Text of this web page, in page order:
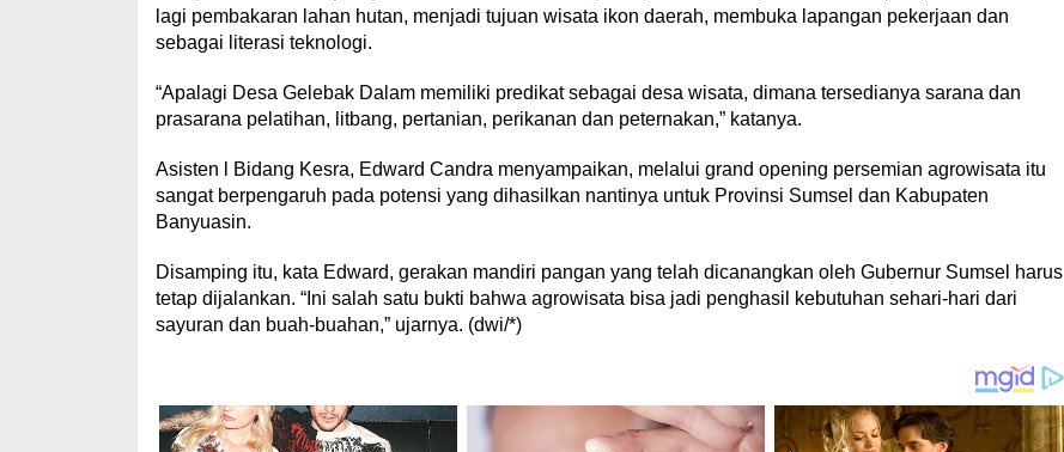
lagi pembakaran lahan hutan, menjadi tujuan wisata ikon daerah, membuka lapangan pekerjaan dan
sebagai literasi teknologi.
“Apalagi Desa Gelebak Dalam memiliki predikat sebagai desa wisata, dimana tersedianya sarana dan
prasarana pelatihan, litbang, pertanian, perikanan dan peternakan,” katanya.
Asisten l Bidang Kesra, Edward Candra menyampaikan, melalui grand opening persemian agrowisata itu
sangat berpengaruh pada potensi yang dihasilkan nantinya untuk Provinsi Sumsel dan Kabupaten
Banyuasin.
Disamping itu, kata Edward, gerakan mandiri pangan yang telah dicanangkan oleh Gubernur Sumsel harus
tetap dijalankan. “Ini salah satu bukti bahwa agrowisata bisa jadi penghasil kebutuhan sehari-hari dari
sayuran dan buah-buahan,” ujarnya. (dwi/*)